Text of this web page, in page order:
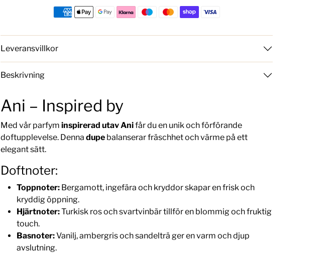
Leveransvillkor
Beskrivning
Ani – Inspired by
Med vår parfym inspirerad utav Anifår du en unik och förförande
doftupplevelse. Denna dupe balanserar fräschhet och värme på ett
elegant sätt.
Doftnoter:
Toppnoter: Bergamott, ingefära och kryddor skapar en frisk och
kryddig öppning.
Hjärtnoter:Turkisk ros och svartvinbär tillför en blommig och fruktig
touch.
Basnoter:Vanilj, ambergris och sandelträ ger en varm och djup
avslutning.